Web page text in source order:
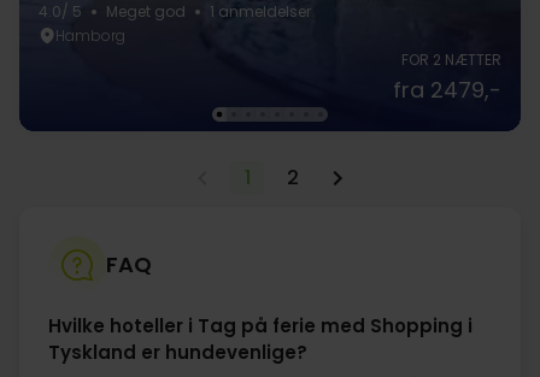
4.0/ 5 Meget god
1 anmeldelser
Hamborg
FOR 2 NÆTTER
fra 2479,-
1 2
FAQ
Hvilke hoteller i Tag på ferie med Shopping i
Tyskland er hundevenlige?